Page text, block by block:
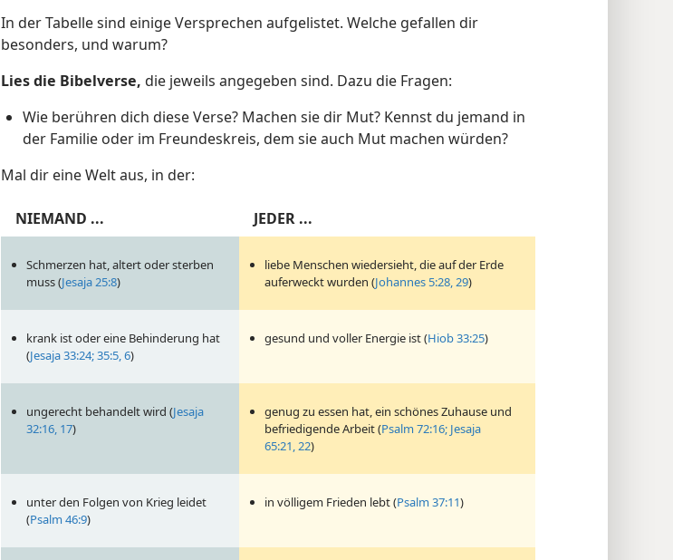
In der Tabelle sind einige Versprechen aufgelistet. Welche gefallen dir
besonders, und warum?
Lies die Bibelverse, die jeweils angegeben sind. Dazu die Fragen:
Wie berühren dich diese Verse? Machen sie dir Mut? Kennst du jemand in
der Familie oder im Freundeskreis, dem sie auch Mut machen würden?
Mal dir eine Welt aus, in der:
NIEMAND ... JEDER ...
Schmerzen hat, altert oder sterben
muss (Jesaja 25:8)
liebe Menschen wiedersieht, die auf der Erde
auferweckt wurden (Johannes 5:28, 29)
krank ist oder eine Behinderung hat
(Jesaja 33:24;35:5, 6)
gesund und voller Energie ist (Hiob 33:25)
ungerecht behandelt wird (Jesaja
32:16, 17)
genug zu essen hat, ein schönes Zuhause und
befriedigende Arbeit (Psalm 72:16;Jesaja
65:21, 22)
unter den Folgen von Krieg leidet
(Psalm 46:9)
in völligem Frieden lebt (Psalm 37:11)